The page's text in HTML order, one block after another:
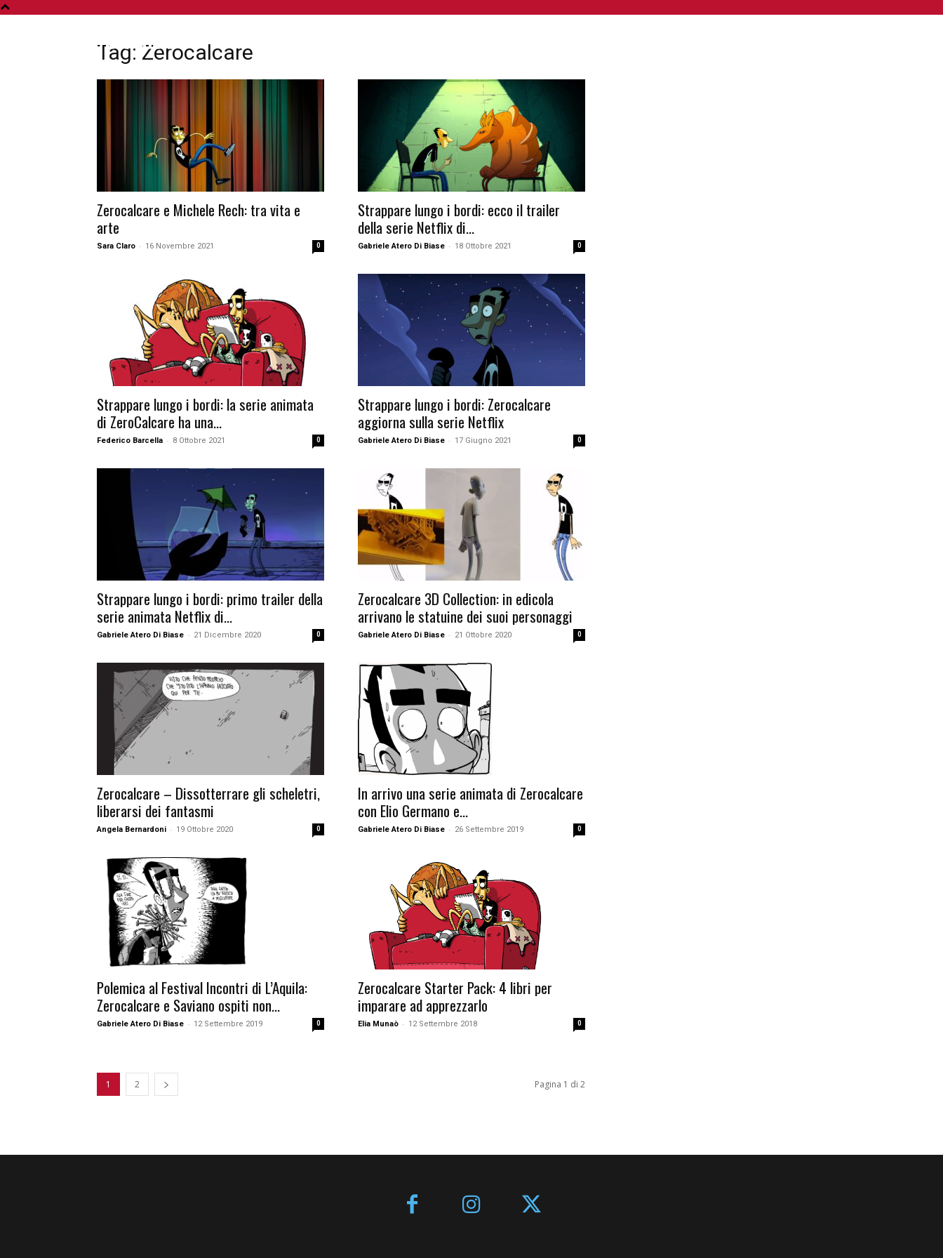
Tag: Zerocalcare
Zerocalcare e Michele Rech: tra vita e
arte
Sara Claro - 16 Novembre 2021 0
Strappare lungo i bordi: ecco il trailer
della serie Netflix di...
Gabriele Atero Di Biase - 18 Ottobre 2021 0
Strappare lungo i bordi: la serie animata
di ZeroCalcare ha una...
Federico Barcella - 8 Ottobre 2021 0
Strappare lungo i bordi: Zerocalcare
aggiorna sulla serie Netflix
Gabriele Atero Di Biase - 17 Giugno 2021 0
Strappare lungo i bordi: primo trailer della
serie animata Netflix di...
Gabriele Atero Di Biase - 21 Dicembre 2020 0
Zerocalcare 3D Collection: in edicola
arrivano le statuine dei suoi personaggi
Gabriele Atero Di Biase - 21 Ottobre 2020 0
Zerocalcare – Dissotterrare gli scheletri,
liberarsi dei fantasmi
Angela Bernardoni - 19 Ottobre 2020 0
In arrivo una serie animata di Zerocalcare
con Elio Germano e...
Gabriele Atero Di Biase - 26 Settembre 2019 0
Polemica al Festival Incontri di L’Aquila:
Zerocalcare e Saviano ospiti non...
Gabriele Atero Di Biase - 12 Settembre 2019 0
Zerocalcare Starter Pack: 4 libri per
imparare ad apprezzarlo
Elia Munaò - 12 Settembre 2018 0
1 2 Pagina 1 di 2